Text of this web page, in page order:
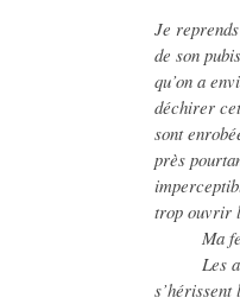
Je
de son
qu’on a
déchirer
sont
près
trop ouvrir
Ma
Les
s’hérissent